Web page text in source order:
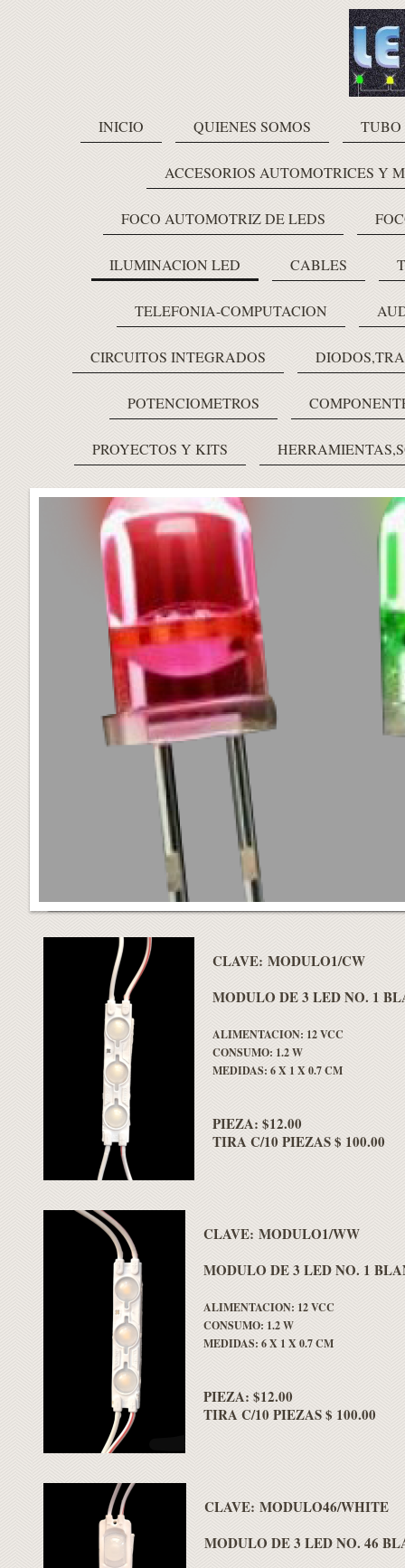
INICIO QUIENES SOMOS TUBO
ACCESORIOS AUTOMOTRICES Y
FOCO AUTOMOTRIZ DE LEDS
ILUMINACION LED CABLES
TELEFONIA-COMPUTACION
CIRCUITOS INTEGRADOS
POTENCIOMETROS
PROYECTOS Y KITS
CLAVE: MODULO1/CW
MODULO DE 3 LED NO. 1
ALIMENTACION: 12 VCC
CONSUMO: 1.2 W
MEDIDAS: 6 X 1 X 0.7 CM
PIEZA: $12.00
TIRA C/10 PIEZAS $ 100.00
CLAVE: MODULO1/WW
MODULO DE 3 LED NO. 1
ALIMENTACION: 12 VCC
CONSUMO: 1.2 W
MEDIDAS: 6 X 1 X 0.7 CM
PIEZA: $12.00
TIRA C/10 PIEZAS $ 100.00
CLAVE: MODULO46/WHITE
MODULO DE 3 LED NO. 46